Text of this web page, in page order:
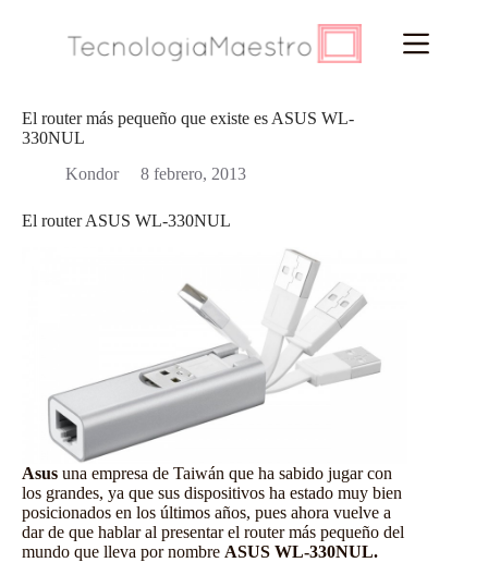
El router más pequeño que existe es ASUS WL-
330NUL
Kondor
8 febrero, 2013
El router ASUS WL-330NUL
Asus una empresa de Taiwán que ha sabido jugar con
los grandes, ya que sus dispositivos ha estado muy bien
posicionados en los últimos años, pues ahora vuelve a
dar de que hablar al presentar el router más pequeño del
mundo que lleva por nombre ASUS WL-330NUL.